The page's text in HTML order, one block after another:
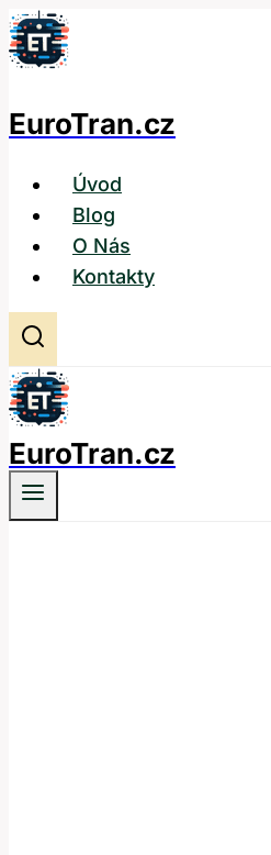
Přeskočit
na
EuroTran.cz
Úvod
Blog
O Nás
Kontakty
EuroTran.cz